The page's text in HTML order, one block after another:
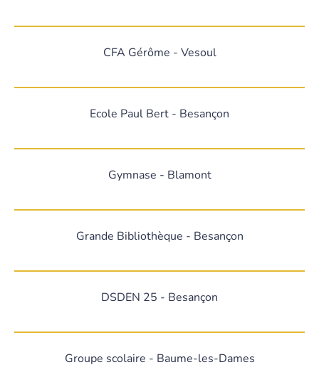
CFA Gérôme - Vesoul
Ecole Paul Bert - Besançon
Gymnase - Blamont
Grande Bibliothèque - Besançon
DSDEN 25 - Besançon
Groupe scolaire - Baume-les-Dames